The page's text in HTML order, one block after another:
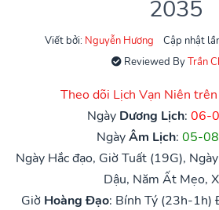
2035
Viết bởi: Nguyễn Hương
Cập nhật
Reviewed ByTrần
Theo dõi Lịch Vạn Niên trên
Ngày Dương Lịch: 06-
NgàyÂm Lịch: 05-
Ngày Hắc đạo, Giờ Tuất (19G),
Dậu, Năm Ất Mẹo,
Giờ Hoàng Đạo: Bính Tý (23h-1h)